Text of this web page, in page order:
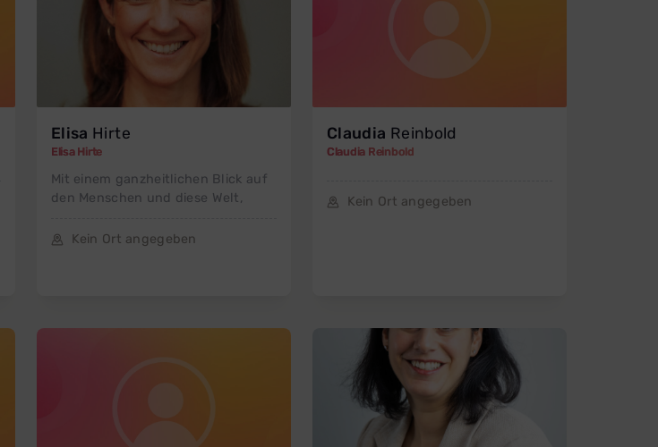
Elisa Hirte
Elisa Hirte
Mit einem ganzheitlichen Blick auf
den Menschen und diese Welt,
Kein Ort angegeben
Claudia Reinbold
Claudia Reinbold
Kein Ort angegeben